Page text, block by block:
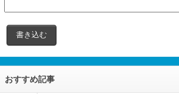
おすすめ記事